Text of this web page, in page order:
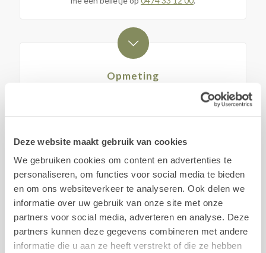
Deze website maakt gebruik van cookies
We gebruiken cookies om content en advertenties te
personaliseren, om functies voor social media te bieden
en om ons websiteverkeer te analyseren. Ook delen we
informatie over uw gebruik van onze site met onze
partners voor social media, adverteren en analyse. Deze
partners kunnen deze gegevens combineren met andere
informatie die u aan ze heeft verstrekt of die ze hebben
Opmeting
Na een kort contact via telefoon zet ik je op weg om
Offerte
Op basis van de opmetingen en jouw wensen ontvang
je een offerte op maat.